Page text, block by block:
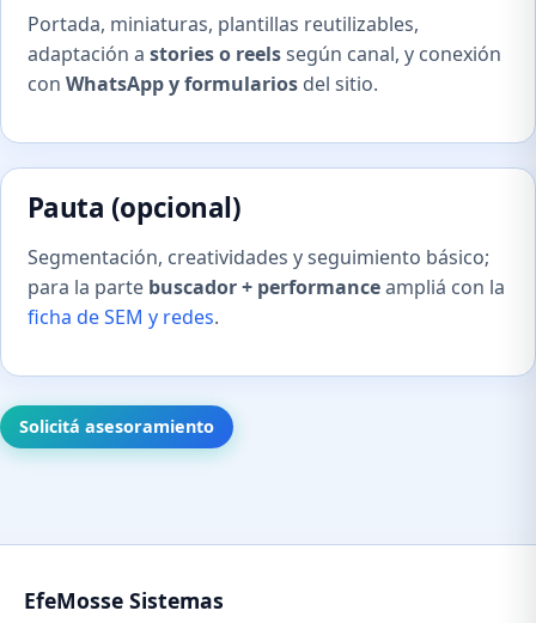
Portada, miniaturas, plantillas reutilizables,
adaptación a stories o reelssegún canal, y conexión
con WhatsApp y formulariosdel sitio.
Pauta (opcional)
Segmentación, creatividades y seguimiento básico;
para la parte buscador + performanceampliá con la
ficha de SEM y redes.
Solicitá asesoramiento
EfeMosse Sistemas